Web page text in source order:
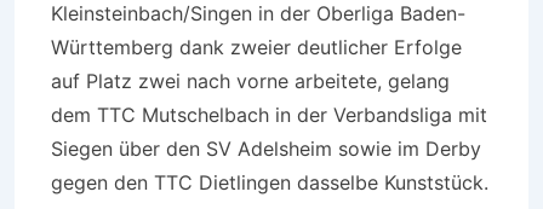
Kleinsteinbach/Singen in der Oberliga Baden-
Württemberg dank zweier deutlicher Erfolge
auf Platz zwei nach vorne arbeitete, gelang
dem TTC Mutschelbach in der Verbandsliga mit
Siegen über den SV Adelsheim sowie im Derby
gegen den TTC Dietlingen dasselbe Kunststück.